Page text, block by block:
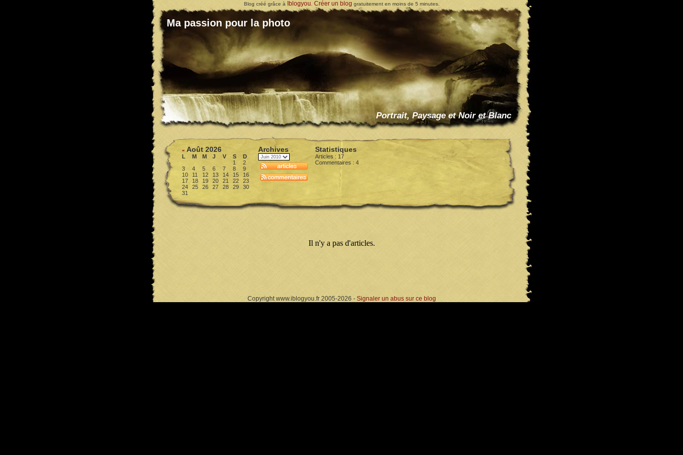
Blog créé grâce à Iblogyou Créer un blog gratuitement en moins de 5 minutes.
Ma passion pour la photo
Portrait, Paysage et Noir et Blanc
« Août 2026
L M M J V S
D
1
2
3
4 5 6 7 8
9
10
11 12 13 14 15
16
17
18 19 20 21 22
23
24
25 26 27 28 29
30
31
Archives Statistiques
Articles : 17
Commentaires : 4
Il n'y a pas d'articles.
Copyright www.iblogyou.fr 2005-2026 - Signaler un abus sur ce blog